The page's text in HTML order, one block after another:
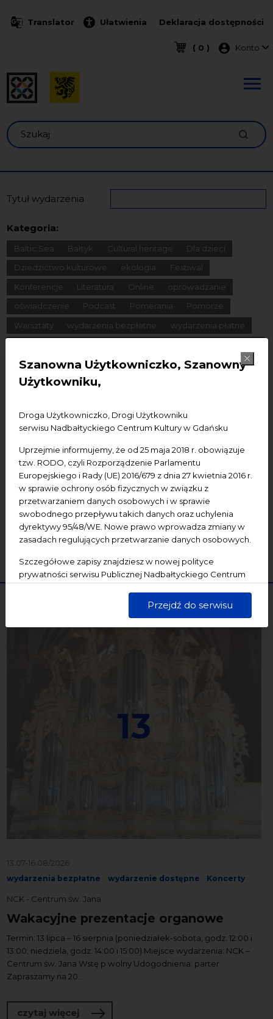
Szanowna Użytkowniczko, Szanowny
Użytkowniku,
Droga Użytkowniczko, Drogi Użytkowniku
serwisu Nadbałtyckiego Centrum Kultury w Gdańsku
Uprzejmie informujemy, że od 25 maja 2018 r. obowiązuje
tzw. RODO, czyli Rozporządzenie Parlamentu
Europejskiego i Rady (UE) 2016/679 z dnia 27 kwietnia 2016 r.
w sprawie ochrony osób fizycznych w związku z
przetwarzaniem danych osobowych i w sprawie
swobodnego przepływu takich danych oraz uchylenia
dyrektywy 95/48/WE. Nowe prawo wprowadza zmiany w
zasadach regulujących przetwarzanie danych osobowych.
Szczegółowe zapisy znajdziesz w nowej polityce
prywatności serwisu Publicznej Nadbałtyckiego Centrum
dane są przetwarzane w sposób bezpieczny, z należytą
starannością i zgodnie z obowiązującymi przepisami.
Przejdź do serwisu
Translator Ułatwienia Deklaracja dostępności
( 0 ) Menu
Konto
Szukaj
Tytuł wydarzenia
Kategoria:
Baltic Sea Bałtyk Cultural heritage
Dla dzieci
Dziedzictwo kulturowe
ekologia
Festiwal
Konferencje
Literatura Online
oprowadzanie
oświadczenie
Podcast Pomerania
Pomorze
Warsztaty
wydarzenia bezpłatne
wydarzenia płatne
Spotkania
Koncerty Wystawy Edukacja Badania
Data końcowa
Termin:
-Wszystkie- Dzisiaj Jutro Pojutrze
Następny tydzień Następny miesiąc
13
13.07-16.08/2026
wydarzenia bezpłatne wydarzenie dostępne Koncerty
NCK - Centrum św. Jana
Wakacyjne prezentacje organowe
Termin: 13 lipca – 16 sierpnia (poniedziałek-sobota, godz. 12:00 i
13:00; niedziela, godz. 14:00 i 15:00) Miejsce wydarzenia: NCK –
Centrum św. Jana Wstę p wolny Udogodnienia: parter
Zapraszamy na 20...
czytaj więcej o Wakacyjne prezentacje organowe